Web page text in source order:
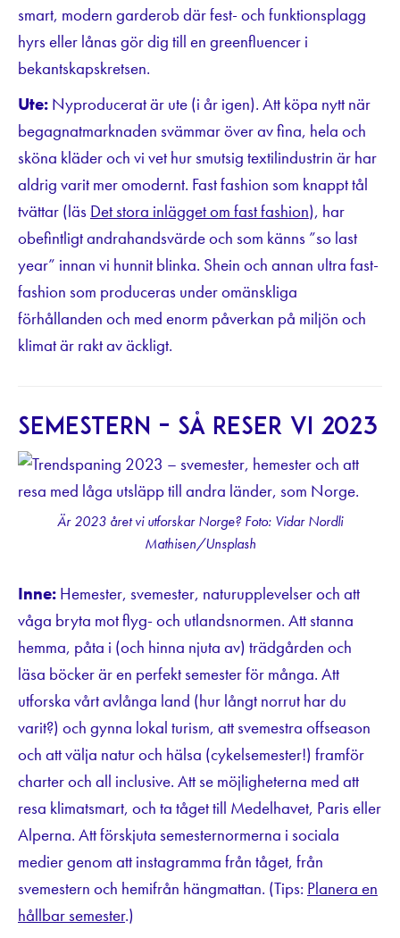
smart, modern garderob där fest- och funktionsplagg
hyrs eller lånas gör dig till en greenfluencer i
bekantskapskretsen.
Ute: Nyproducerat är ute (i år igen). Att köpa nytt när
begagnatmarknaden svämmar över av fina, hela och
sköna kläder och vi vet hur smutsig textilindustrin är har
aldrig varit mer omodernt. Fast fashion som knappt tål
tvättar (läs Det stora inlägget om fast fashion), har
obefintligt andrahandsvärde och som känns ”so last
year” innan vi hunnit blinka. Shein och annan ultra fast-
fashion som produceras under omänskliga
förhållanden och med enorm påverkan på miljön och
klimat är rakt av äckligt.
Semestern – så reser vi 2023
Är 2023 året vi utforskar Norge? Foto: Vidar Nordli
Mathisen/Unsplash
Inne: Hemester, svemester, naturupplevelser och att
våga bryta mot flyg- och utlandsnormen. Att stanna
hemma, påta i (och hinna njuta av) trädgården och
läsa böcker är en perfekt semester för många. Att
utforska vårt avlånga land (hur långt norrut har du
varit?) och gynna lokal turism, att svemestra offseason
och att välja natur och hälsa (cykelsemester!) framför
charter och all inclusive. Att se möjligheterna med att
resa klimatsmart, och ta tåget till Medelhavet, Paris eller
Alperna. Att förskjuta semesternormerna i sociala
medier genom att instagramma från tåget, från
svemestern och hemifrån hängmattan. (Tips: Planera en
hållbar semester.)